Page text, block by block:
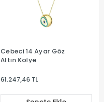
Cebeci 14 Ayar Göz
Altın Kolye
61.247,46 TL